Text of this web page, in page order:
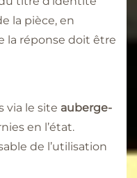
la pièce, en
la réponse doit être
via le site auberge-
en l’état.
de l’utilisation